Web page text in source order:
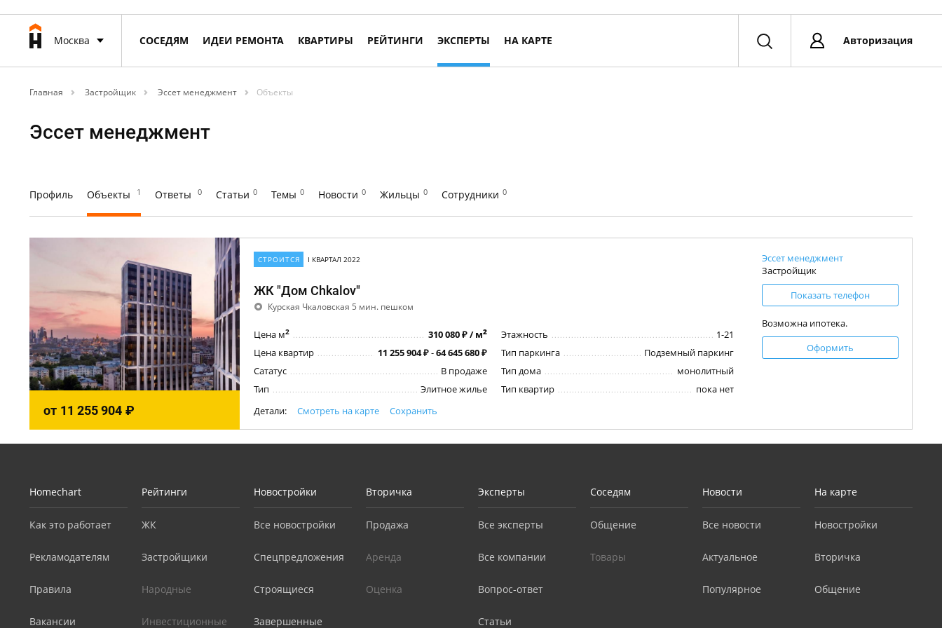
Москва СОСЕДЯМ ИДЕИ РЕМОНТА КВАРТИРЫ РЕЙТИНГИ ЭКСПЕРТЫ НА КАРТЕ Авторизация
Главная Застройщик Эссет менеджмент Объекты
Эссет менеджмент
Профиль Объекты 1 Ответы 0 Статьи 0 Темы 0 Новости 0 Жильцы 0 Сотрудники 0
от 11 255 904 ₽
СТРОИТСЯ I КВАРТАЛ 2022
ЖК "Дом Chkalov"
Курская Чкаловская 5 мин. пешком
Цена м2 310 080 ₽ / м2
Цена квартир 11 255 904 ₽-64 645 680 ₽
Сататус
В продаже
Тип
Элитное жилье
Этажность
1-21
Тип паркинга
Подземный паркинг
Тип дома
монолитный
Тип квартир
пока нет
Эссет менеджмент
Застройщик
Показать телефон
Возможна ипотека.
Оформить
Детали: Смотреть на карте Сохранить
Homechart
Как это работает
Рекламодателям
Правила
Вакансии
Рейтинги
ЖК
Застройщики
Народные
Инвестиционные
Новостройки
Все новостройки
Спецпредложения
Строящиеся
Завершенные
Вторичка
Продажа
Аренда
Оценка
Эксперты
Все эксперты
Все компании
Вопрос-ответ
Статьи
Соседям
Общение
Товары
Новости
Все новости
Актуальное
Популярное
На карте
Новостройки
Вторичка
Общение